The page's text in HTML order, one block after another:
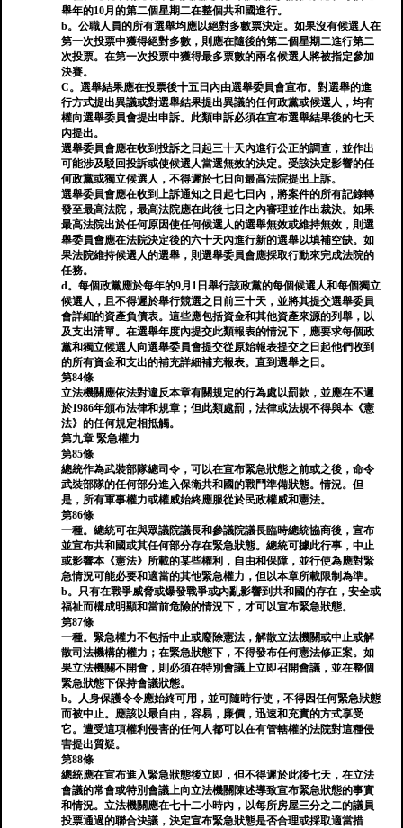
舉年的10月的第二個星期二在整個共和國進行。
b。公職人員的所有選舉均應以絕對多數票決定。如果沒有候選人在
第一次投票中獲得絕對多數，則應在隨後的第二個星期二進行第二
次投票。在第一次投票中獲得最多票數的兩名候選人將被指定參加
決賽。
C。選舉結果應在投票後十五日內由選舉委員會宣布。對選舉的進
行方式提出異議或對選舉結果提出異議的任何政黨或候選人，均有
權向選舉委員會提出申訴。此類申訴必須在宣布選舉結果後的七天
內提出。
選舉委員會應在收到投訴之日起三十天內進行公正的調查，並作出
可能涉及駁回投訴或使候選人當選無效的決定。受該決定影響的任
何政黨或獨立候選人，不得遲於七日向最高法院提出上訴。
選舉委員會應在收到上訴通知之日起七日內，將案件的所有記錄轉
發至最高法院，最高法院應在此後七日之內審理並作出裁決。如果
最高法院出於任何原因使任何候選人的選舉無效或維持無效，則選
舉委員會應在法院決定後的六十天內進行新的選舉以填補空缺。如
果法院維持候選人的選舉，則選舉委員會應採取行動來完成法院的
任務。
d。每個政黨應於每年的9月1日舉行該政黨的每個候選人和每個獨立
候選人，且不得遲於舉行競選之日前三十天，並將其提交選舉委員
會詳細的資產負債表。這些應包括資金和其他資產來源的列舉，以
及支出清單。在選舉年度內提交此類報表的情況下，應要求每個政
黨和獨立候選人向選舉委員會提交從原始報表提交之日起他們收到
的所有資金和支出的補充詳細補充報表。直到選舉之日。
第84條
立法機關應依法對違反本章有關規定的行為處以罰款，並應在不遲
於1986年頒布法律和規章；但此類處罰，法律或法規不得與本《憲
法》的任何規定相抵觸。
第九章 緊急權力
第85條
總統作為武裝部隊總司令，可以在宣布緊急狀態之前或之後，命令
武裝部隊的任何部分進入保衛共和國的戰鬥準備狀態。情況。但
是，所有軍事權力或權威始終應服從於民政權威和憲法。
第86條
一種。總統可在與眾議院議長和參議院議長臨時總統協商後，宣布
並宣布共和國或其任何部分存在緊急狀態。總統可據此行事，中止
或影響本《憲法》所載的某些權利，自由和保障，並行使為應對緊
急情況可能必要和適當的其他緊急權力，但以本章所載限制為準。
b。只有在戰爭威脅或爆發戰爭或內亂影響到共和國的存在，安全或
福祉而構成明顯和當前危險的情況下，才可以宣布緊急狀態。
第87條
一種。緊急權力不包括中止或廢除憲法，解散立法機關或中止或解
散司法機構的權力；在緊急狀態下，不得發布任何憲法修正案。如
果立法機關不開會，則必須在特別會議上立即召開會議，並在整個
緊急狀態下保持會議狀態。
b。人身保護令令應始終可用，並可隨時行使，不得因任何緊急狀態
而被中止。應該以最自由，容易，廉價，迅速和充實的方式享受
它。遭受這項權利侵害的任何人都可以在有管轄權的法院對這種侵
害提出質疑。
第88條
總統應在宣布進入緊急狀態後立即，但不得遲於此後七天，在立法
會議的常會或特別會議上向立法機關陳述導致宣布緊急狀態的事實
和情況。立法機關應在七十二小時內，以每所房屋三分之二的議員
投票通過的聯合決議，決定宣布緊急狀態是否合理或採取適當措